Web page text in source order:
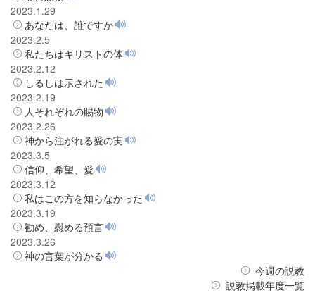
2023.1.29
あなたは、誰ですか
2023.2.5
私たちはキリストの体
2023.2.12
しるしは示された
2023.2.19
人それぞれの賜物
2023.2.26
神から注がれる愛の実
2023.3.5
信仰、希望、愛
2023.3.12
私はこの方を知らなかった
2023.3.19
勧め、慰める預言
2023.3.26
神の言葉が分かる
今週の説教
説教掲載年度一覧